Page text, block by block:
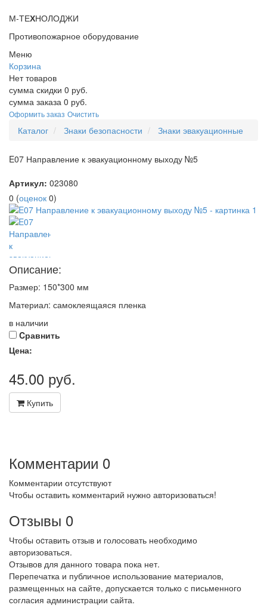
М-ТЕХНОЛОДЖИ
Противопожарное оборудование
Меню
Корзина
Нет товаров
сумма скидки 0 руб.
сумма заказа 0 руб.
Оформить заказ Очистить
Каталог Знаки безопасности Знаки эвакуационные
E07 Направление к эвакуационному выходу №5
Артикул: 023080
0 (оценок 0)
Описание:
Размер: 150*300 мм
Материал: самоклеящаяся пленка
в наличии
Cравнить
Цена:
45.00 руб.
Купить
Комментарии 0
Комментарии отсутствуют
Чтобы оставить комментарий нужно авторизоваться!
Отзывы 0
Чтобы оcтавить отзыв и голосовать необходимо
авторизоваться.
Отзывов для данного товара пока нет.
Перепечатка и публичное использование материалов,
размещенных на сайте, допускается только с письменного
согласия администрации сайта.